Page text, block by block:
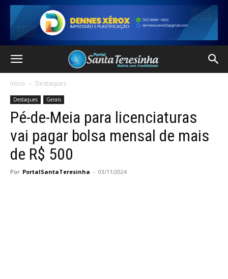
Início Destaques
Destaques Gerais
Pé-de-Meia para licenciaturas
vai pagar bolsa mensal de mais
de R$ 500
Por PortalSantaTeresinha - 03/11/2024